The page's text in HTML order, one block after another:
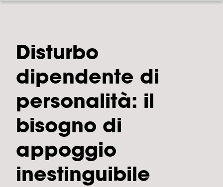
Disturbo
dipendente di
personalità: il
bisogno di
appoggio
inestinguibile